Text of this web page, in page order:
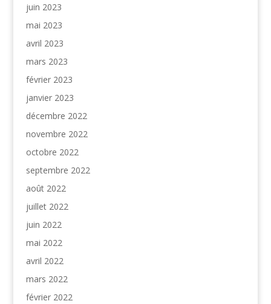
juin 2023
mai 2023
avril 2023
mars 2023
février 2023
janvier 2023
décembre 2022
novembre 2022
octobre 2022
septembre 2022
août 2022
juillet 2022
juin 2022
mai 2022
avril 2022
mars 2022
février 2022